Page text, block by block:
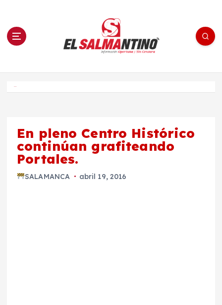
n El Salmantino - medios/noticias/editorial
En pleno Centro Histórico
continúan grafiteando
Portales.
SALAMANCA abril 19, 2016